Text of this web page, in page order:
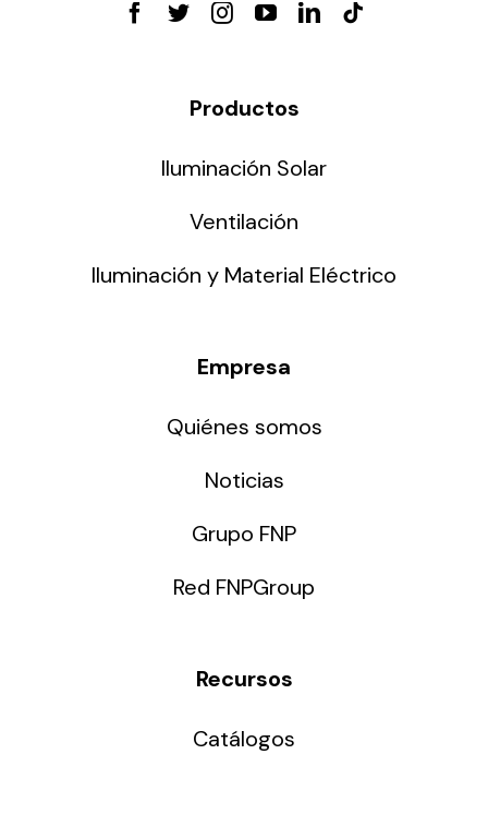
Productos
Iluminación Solar
Ventilación
Iluminación y Material Eléctrico
Empresa
Quiénes somos
Noticias
Grupo FNP
Red FNPGroup
Recursos
Catálogos